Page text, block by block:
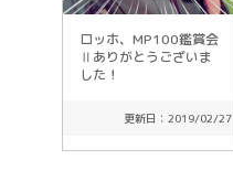
ロッホ、MP100鑑賞会
Ⅱありがとうございま
した！
更新日：2019/02/27